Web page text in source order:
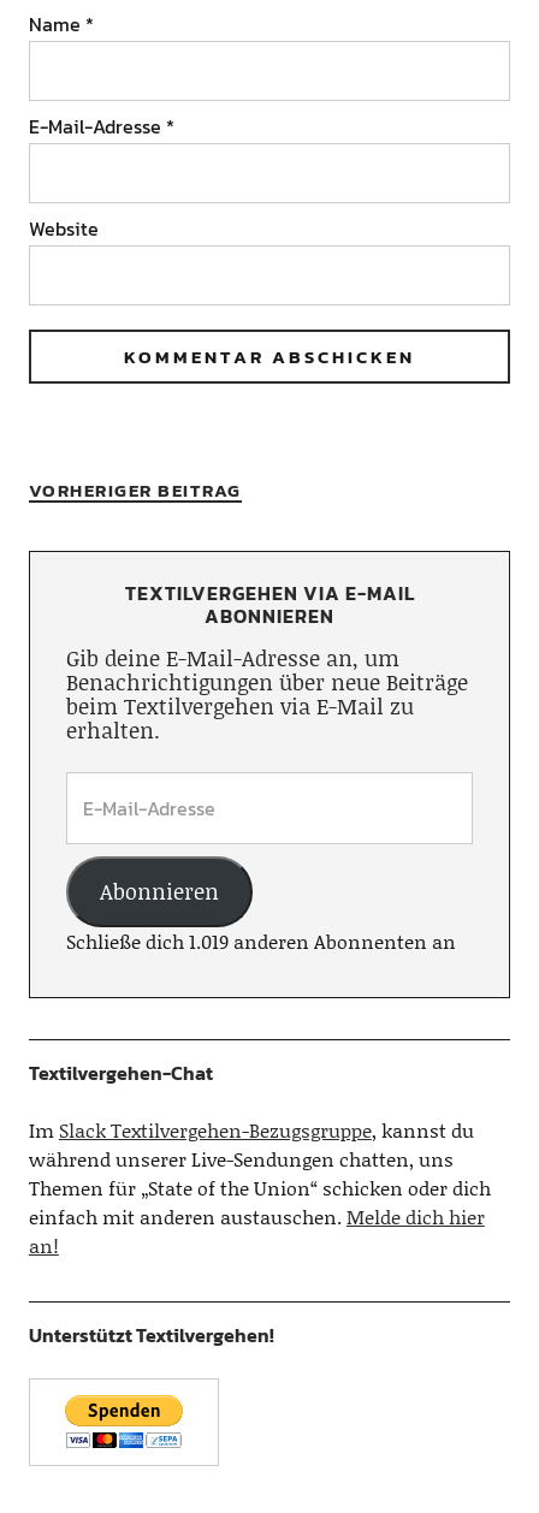
Name *
E-Mail-Adresse *
Website
VORHERIGER BEITRAG
TEXTILVERGEHEN VIA E-MAIL
ABONNIEREN
Gib deine E-Mail-Adresse an, um
Benachrichtigungen über neue Beiträge
beim Textilvergehen via E-Mail zu
erhalten.
Abonnieren
Schließe dich 1.019 anderen Abonnenten an
Textilvergehen-Chat
Im Slack Textilvergehen-Bezugsgruppe, kannst du
während unserer Live-Sendungen chatten, uns
Themen für „State of the Union“ schicken oder dich
einfach mit anderen austauschen.Melde dich hier
an!
Unterstützt Textilvergehen!